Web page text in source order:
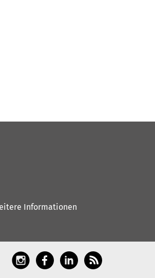
Informationen